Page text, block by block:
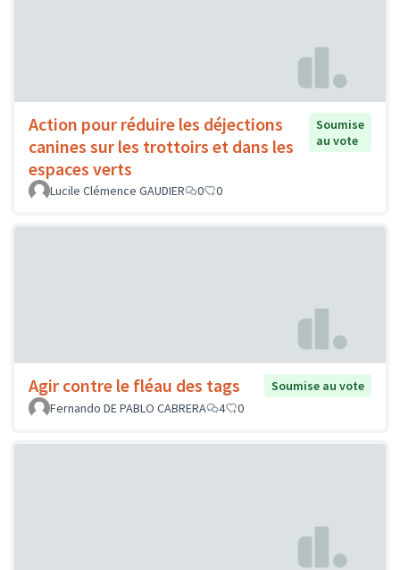
Action pour réduire les déjections
canines sur les trottoirs et dans les
espaces verts
Soumise
au vote
Lucile Clémence GAUDIER 0 0
Agir contre le fléau des tags
Soumise au vote
Fernando DE PABLO CABRERA
4 0